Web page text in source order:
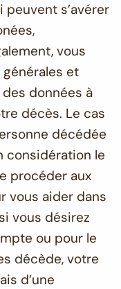
s’avérer
vous
et
données à
décès. Le cas
décédée
considération le
procéder aux
vous aider dans
vous désirez
ou pour le
décède, votre
d’une